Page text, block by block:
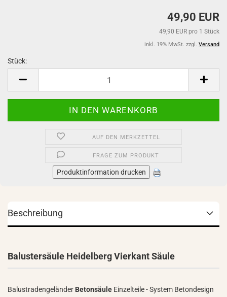
49,90 EUR
49,90 EUR pro 1 Stück
inkl. 19% MwSt. zzgl. Versand
Stück:
AUF DEN MERKZETTEL
FRAGE ZUM PRODUKT
Produktinformation drucken
Beschreibung
Balustersäule Heidelberg Vierkant Säule
Balustradengeländer Betonsäule Einzelteile - System Betondesign